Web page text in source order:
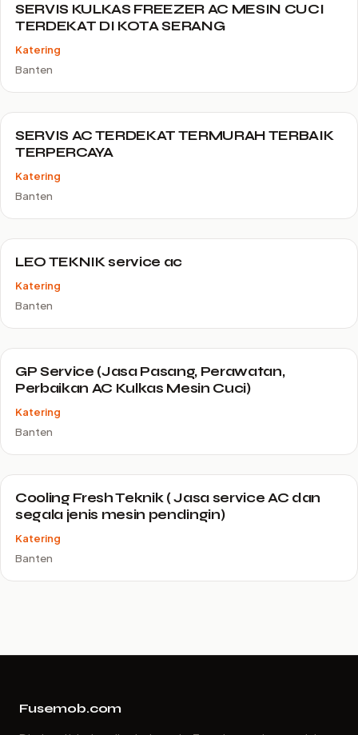
SERVIS KULKAS FREEZER AC MESIN CUCI
TERDEKAT DI KOTA SERANG
Katering
Banten
SERVIS AC TERDEKAT TERMURAH TERBAIK
TERPERCAYA
Katering
Banten
LEO TEKNIK service ac
Katering
Banten
GP Service (Jasa Pasang, Perawatan,
Perbaikan AC Kulkas Mesin Cuci)
Katering
Banten
Cooling Fresh Teknik ( Jasa service AC dan
segala jenis mesin pendingin)
Katering
Banten
Fusemob.com